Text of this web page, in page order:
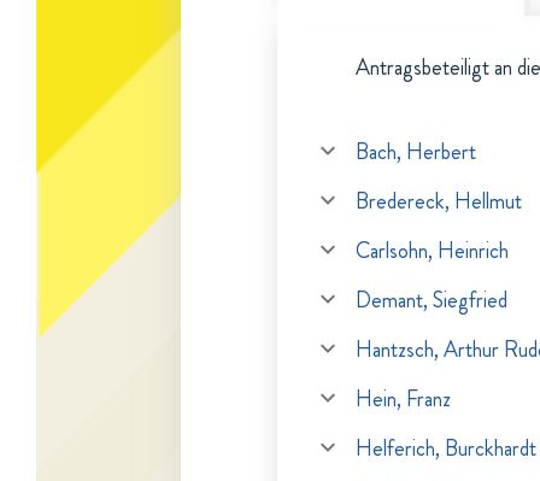
Antragsbeteiligt an
Bach, Herbert
Bredereck, Hellmut
Carlsohn, Heinrich
Demant, Siegfried
Hantzsch, Arthur
Hein, Franz
Helferich, Burckhardt